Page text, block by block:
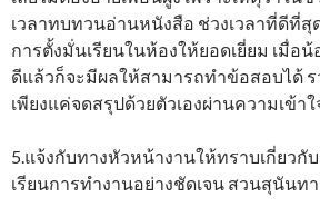
เวลาทบทวนอ่านหนังสือ ช่วงเวลาที่ดีที่สุ
การตั้งมั่นเรียนในห้องให้ยอดเยี่ยม เมื่อน้
ดีแล้วก็จะมีผลให้สามารถทำข้อสอบได้
เพียงแค่จดสรุปด้วยตัวเองผ่านความเข้า
5.แจ้งกับทางหัวหน้างานให้ทราบเกี่ยวกั
เรียนการทำงานอย่างชัดเจน สวนสุนันทา